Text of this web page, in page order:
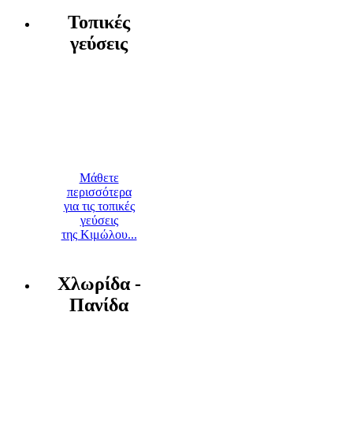
Τοπικές
γεύσεις
Μάθετε
περισσότερα
για τις τοπικές
γεύσεις
της Κιμώλου...
Χλωρίδα -
Πανίδα